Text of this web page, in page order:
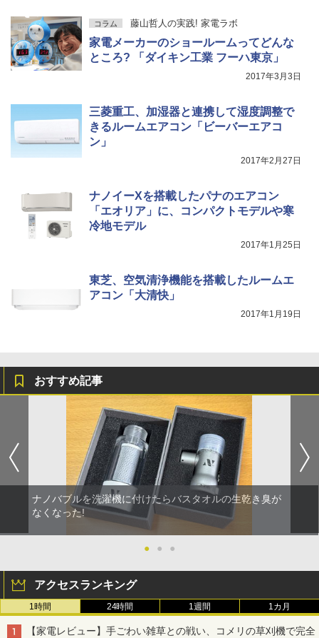
コラム 藤山哲人の実践! 家電ラボ
家電メーカーのショールームってどんな
ところ? 「ダイキン工業 フーハ東京」
2017年3月3日
三菱重工、加湿器と連携して湿度調整で
きるルームエアコン「ビーバーエアコ
ン」
2017年2月27日
ナノイーXを搭載したパナのエアコン
「エオリア」に、コンパクトモデルや寒
冷地モデル
2017年1月25日
東芝、空気清浄機能を搭載したルームエ
アコン「大清快」
2017年1月19日
おすすめ記事
ナノバブルを洗濯機に付けたらバスタオルの生乾き臭が
なくなった!
● ● ●
アクセスランキング
1時間 24時間 1週間 1カ月
【家電レビュー】手ごわい雑草との戦い、コメリの草刈機で完全